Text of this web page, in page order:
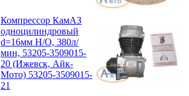
Компрессор КамАЗ
одноцилиндровый
d=16мм Н/О, 380л/
мин, 53205-3509015-
20 (Ижевск, Айк-
Мото) 53205-3509015-
21